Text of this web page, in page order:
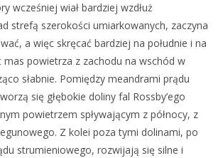
wcześniej wiał bardziej wzdłuż
strefą szerokości umiarkowanych, zaczyna
a więc skręcać bardziej na południe i na
mas powietrza z zachodu na wschód w
słabnie. Pomiędzy meandrami prądu
się głębokie doliny fal Rossby’ego
powietrzem spływającym z północy, z
Z kolei poza tymi dolinami, po
strumieniowego, rozwijają się silne i